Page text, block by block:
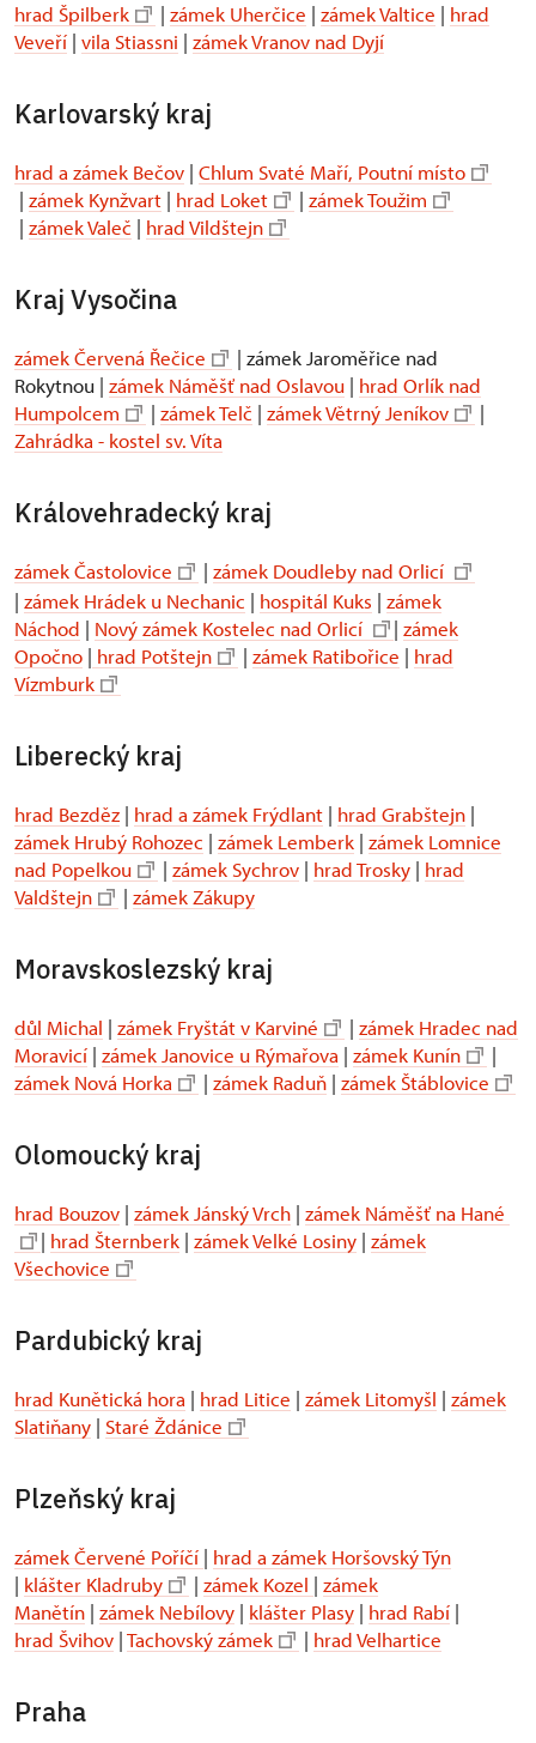
hrad Špilberk | zámek Uherčice | zámek Valtice | hrad
Veveří | vila Stiassni | zámek Vranov nad Dyjí
Karlovarský kraj
hrad a zámek Bečov | Chlum Svaté Maří, Poutní místo
| zámek Kynžvart | hrad Loket | zámek Toužim
| zámek Valeč | hrad Vildštejn
Kraj Vysočina
zámek Červená Řečice
| zámek Jaroměřice nad
Rokytnou | zámek Náměšť nad Oslavou | hrad Orlík nad
Humpolcem
| zámek Telč | zámek Větrný Jeníkov
|
Zahrádka - kostel sv. Víta
Královehradecký kraj
zámek Častolovice | zámek Doudleby nad Orlicí
| zámek Hrádek u Nechanic | hospitál Kuks | zámek
Náchod | Nový zámek Kostelec nad Orlicí | zámek
Opočno | hrad Potštejn | zámek Ratibořice | hrad
Vízmburk
Liberecký kraj
hrad Bezděz | hrad a zámek Frýdlant | hrad Grabštejn |
zámek Hrubý Rohozec | zámek Lemberk | zámek Lomnice
nad Popelkou
| zámek Sychrov | hrad Trosky | hrad
Valdštejn
| zámek Zákupy
Moravskoslezský kraj
důl Michal | zámek Fryštát v Karviné | zámek Hradec nad
Moravicí | zámek Janovice u Rýmařova | zámek Kunín
|
zámek Nová Horka
| zámek Raduň | zámek Štáblovice
Olomoucký kraj
hrad Bouzov | zámek Jánský Vrch | zámek Náměšť na Hané
| hrad Šternberk | zámek Velké Losiny | zámek
Všechovice
Pardubický kraj
hrad Kunětická hora | hrad Litice | zámek Litomyšl | zámek
Slatiňany | Staré Ždánice
Plzeňský kraj
zámek Červené Poříčí | hrad a zámek Horšovský Týn
| klášter Kladruby | zámek Kozel | zámek
Manětín | zámek Nebílovy | klášter Plasy | hrad Rabí |
hrad Švihov |Tachovský zámek | hrad Velhartice
Praha